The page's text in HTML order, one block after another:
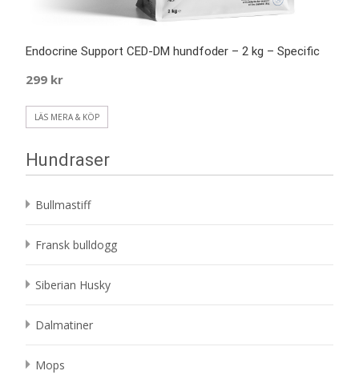
Endocrine Support CED-DM hundfoder – 2 kg – Specific
299 kr
LÄS MERA & KÖP
Hundraser
Bullmastiff
Fransk bulldogg
Siberian Husky
Dalmatiner
Mops